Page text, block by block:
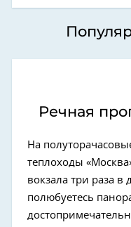
Речная
На
теплоходы
вокзала три раза в
полюбуетесь